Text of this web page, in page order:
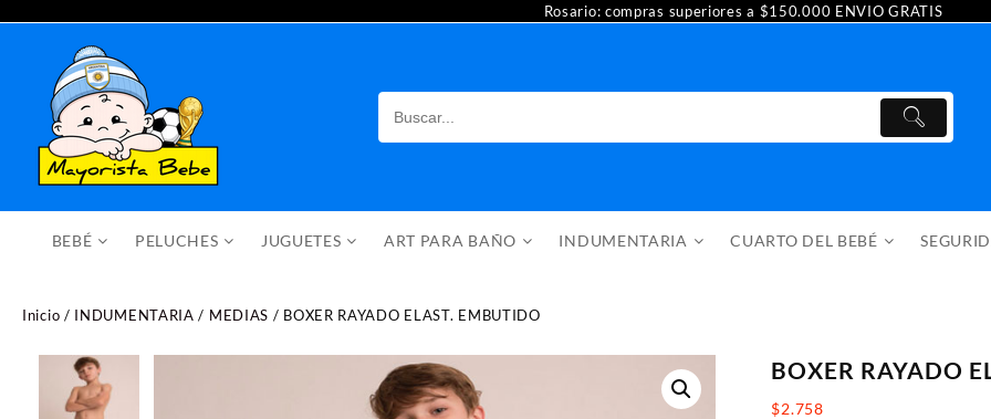
Rosario: compras superiores a $150.000 ENVIO GRATIS
BEBÉ PELUCHES JUGUETES ART PARA BAÑO INDUMENTARIA CUARTO DEL BEBÉ
Inicio / INDUMENTARIA / MEDIAS / BOXER RAYADO ELAST. EMBUTIDO
BOXER RAYADO
$2.758